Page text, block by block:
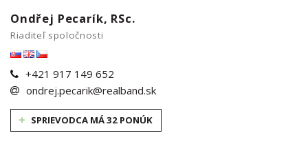
Ondřej Pecarík, RSc.
Riaditeľ spoločnosti
+421 917 149 652
ondrej.pecarik@realband.sk
SPRIEVODCA MÁ 32 PONÚK